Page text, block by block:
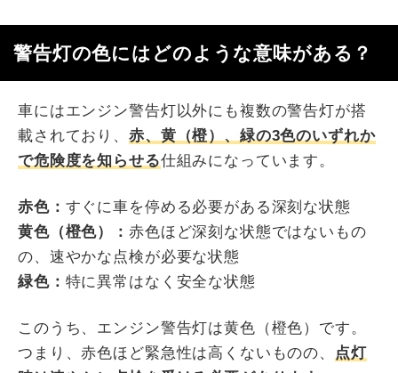
警告灯の色にはどのような意味がある？
車にはエンジン警告灯以外にも複数の警告灯が搭
載されており、 赤、黄（橙）、緑の3色のいずれか
で危険度を知らせる仕組みになっています。
赤色： すぐに車を停める必要がある深刻な状態
黄色（橙色）： 赤色ほど深刻な状態ではないもの
の、速やかな点検が必要な状態
緑色： 特に異常はなく安全な状態
このうち、エンジン警告灯は黄色（橙色）です。
つまり、赤色ほど緊急性は高くないものの、
点灯